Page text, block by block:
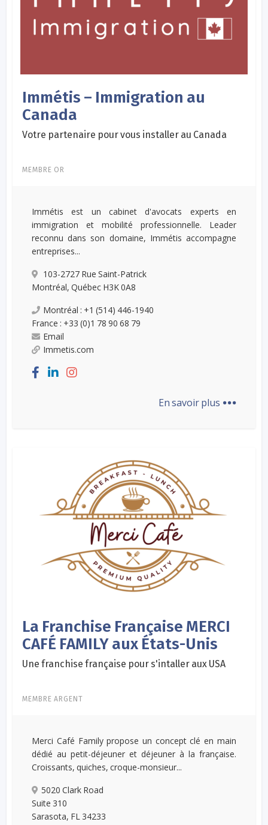
Immétis – Immigration au
Canada
Votre partenaire pour vous installer au Canada
MEMBRE OR
Immétis est un cabinet d'avocats experts en
immigration et mobilité professionnelle. Leader
reconnu dans son domaine, Immétis accompagne
entreprises...
103-2727 Rue Saint-Patrick
Montréal, Québec H3K 0A8
Montréal : +1 (514) 446-1940
France : +33 (0)1 78 90 68 79
Email
Immetis.com
En savoir plus ...
La Franchise Française MERCI
CAFÉ FAMILY aux États-Unis
Une franchise française pour s'intaller aux USA
MEMBRE ARGENT
Merci Café Family propose un concept clé en main
dédié au petit-déjeuner et déjeuner à la française.
Croissants, quiches, croque-monsieur...
5020 Clark Road
Suite 310
Sarasota, FL 34233